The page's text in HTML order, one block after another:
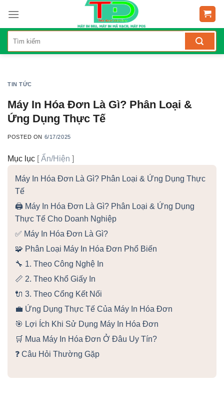
content
TIN TỨC
Máy In Hóa Đơn Là Gì? Phân Loại &
Ứng Dụng Thực Tế
POSTED ON 6/17/2025
Mục lục [Ẩn/Hiện ]
Máy In Hóa Đơn Là Gì? Phân Loại & Ứng Dụng Thực
Tế
🖨️ Máy In Hóa Đơn Là Gì? Phân Loại & Ứng Dụng
Thực Tế Cho Doanh Nghiệp
✅ Máy In Hóa Đơn Là Gì?
🧩 Phân Loại Máy In Hóa Đơn Phổ Biến
🔧 1. Theo Công Nghệ In
📏 2. Theo Khổ Giấy In
🔌 3. Theo Cổng Kết Nối
💼 Ứng Dụng Thực Tế Của Máy In Hóa Đơn
🎯 Lợi Ích Khi Sử Dụng Máy In Hóa Đơn
🛒 Mua Máy In Hóa Đơn Ở Đâu Uy Tín?
❓ Câu Hỏi Thường Gặp